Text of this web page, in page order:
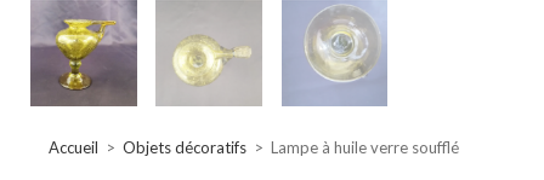
Accueil > Objets décoratifs > Lampe à huile verre soufflé